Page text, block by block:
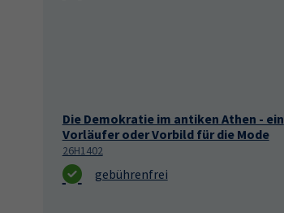
Die Demokratie im antiken Athen - ein
Vorläufer oder Vorbild für die Mode
26H1402
gebührenfrei